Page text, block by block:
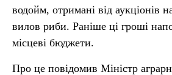
водойм, отримані від аукціонів
вилов риби. Раніше ці гроші
місцеві бюджети.
Про це повідомив Міністр